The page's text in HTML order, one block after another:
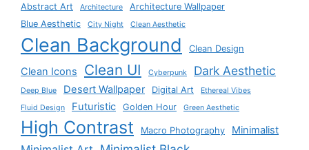
Abstract Art Architecture
Architecture Wallpaper
Blue Aesthetic
City Night Clean Aesthetic
Clean Background Clean Design
Clean Icons Clean UI Cyberpunk Dark Aesthetic
Deep Blue Desert Wallpaper Digital Art
Ethereal Vibes
Fluid Design
Futuristic Golden Hour Green Aesthetic
High Contrast Macro Photography Minimalist